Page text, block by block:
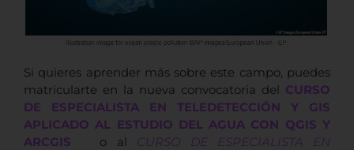
Si quieres aprender más sobre este campo, puedes
matricularte en la nueva convocatoria del CURSO
DE ESPECIALISTA EN TELEDETECCIÓN Y GIS
APLICADO AL ESTUDIO DEL AGUA CON QGIS Y
ARCGIS
o al CURSO DE ESPECIALISTA EN